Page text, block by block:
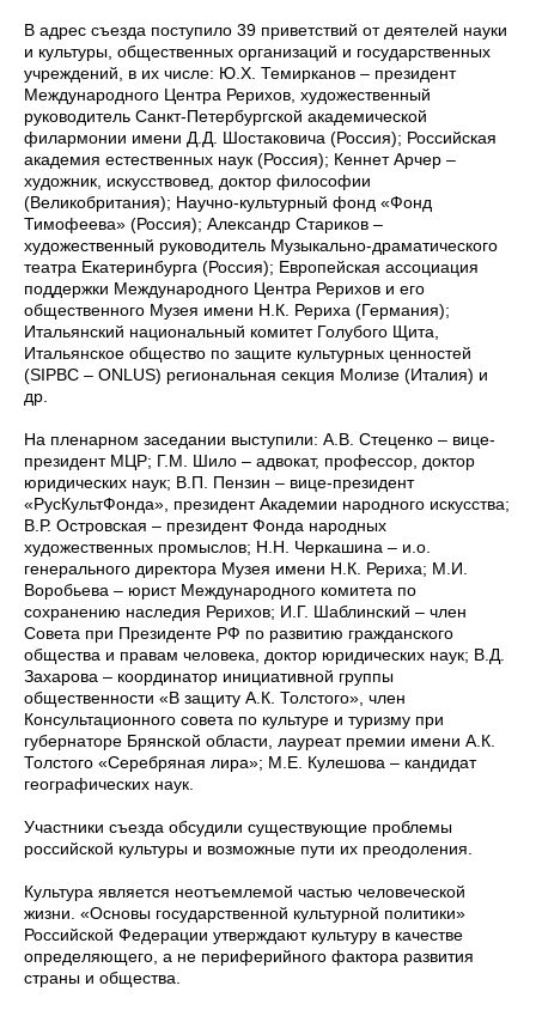
В адрес съезда поступило 39 приветствий от деятелей науки
и культуры, общественных организаций и государственных
учреждений, в их числе: Ю.Х. Темирканов – президент
Международного Центра Рерихов, художественный
руководитель Санкт-Петербургской академической
филармонии имени Д.Д. Шостаковича (Россия); Российская
академия естественных наук (Россия); Кеннет Арчер –
художник, искусствовед, доктор философии
(Великобритания); Научно-культурный фонд «Фонд
Тимофеева» (Россия); Александр Стариков –
художественный руководитель Музыкально-драматического
театра Екатеринбурга (Россия); Европейская ассоциация
поддержки Международного Центра Рерихов и его
общественного Музея имени Н.К. Рериха (Германия);
Итальянский национальный комитет Голубого Щита,
Итальянское общество по защите культурных ценностей
(SIPBC – ONLUS) региональная секция Молизе (Италия) и
др.
На пленарном заседании выступили: А.В. Стеценко – вице-
президент МЦР; Г.М. Шило – адвокат, профессор, доктор
юридических наук; В.П. Пензин – вице-президент
«РусКультФонда», президент Академии народного искусства;
В.Р. Островская – президент Фонда народных
художественных промыслов; Н.Н. Черкашина – и.о.
генерального директора Музея имени Н.К. Рериха; М.И.
Воробьева – юрист Международного комитета по
сохранению наследия Рерихов; И.Г. Шаблинский – член
Совета при Президенте РФ по развитию гражданского
общества и правам человека, доктор юридических наук; В.Д.
Захарова – координатор инициативной группы
общественности «В защиту А.К. Толстого», член
Консультационного совета по культуре и туризму при
губернаторе Брянской области, лауреат премии имени А.К.
Толстого «Серебряная лира»; М.Е. Кулешова – кандидат
географических наук.
Участники съезда обсудили существующие проблемы
российской культуры и возможные пути их преодоления.
Культура является неотъемлемой частью человеческой
жизни. «Основы государственной культурной политики»
Российской Федерации утверждают культуру в качестве
определяющего, а не периферийного фактора развития
страны и общества.